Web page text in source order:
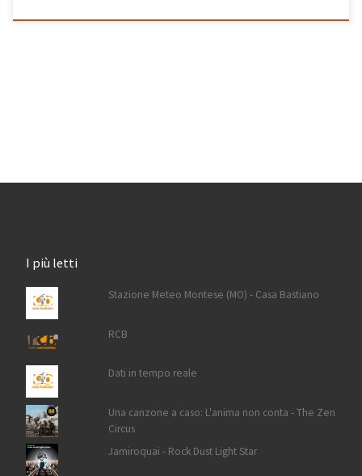
I più letti
Stazione Meteo Montese (MO) - Casa Bastiano
RCB
Dati in tempo reale
Una canzone a caso: L'anima non conta - The Zen
Circus
Jamiroquai - Rock Dust Light Star